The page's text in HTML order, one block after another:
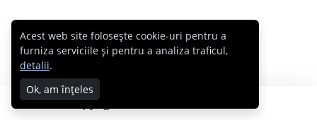
Copyright © 2007 - 2026 Cabral.ro
Acest web site folosește cookie-uri pentru a
furniza serviciile și pentru a analiza traficul,
detalii.
Ok, am înțeles